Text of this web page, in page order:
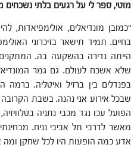
מוטי, ספר לי על רגעים בלתי נשכחים
"כמובן מונדיאלים, אולימפיאדות,
הייתה נדירה בהשקעה בה.
בפנדלים בין ברזיל ואיטליה.
שבכל אירוע אני נהנה. בשבת
הפועל עכו נגד מכבי נתניה
אדע כמה הופעות היו לכל שחקן